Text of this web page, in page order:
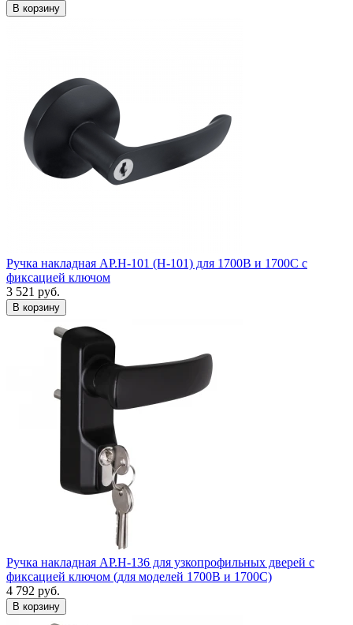
Ручка накладная AP.H-101 (H-101) для 1700B и 1700C с
фиксацией ключом
3 521 руб.
Ручка накладная AP.H-136 для узкопрофильных дверей с
фиксацией ключом (для моделей 1700В и 1700С)
4 792 руб.